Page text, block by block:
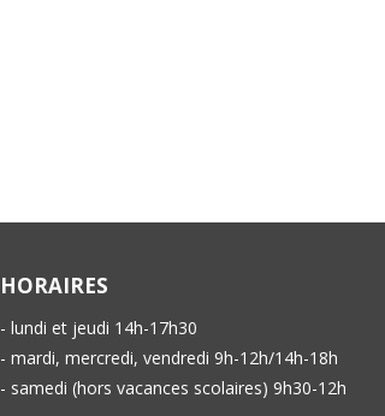
HORAIRES
- lundi et jeudi 14h-17h30
- mardi, mercredi, vendredi 9h-12h/14h-18h
- samedi (hors vacances scolaires) 9h30-12h